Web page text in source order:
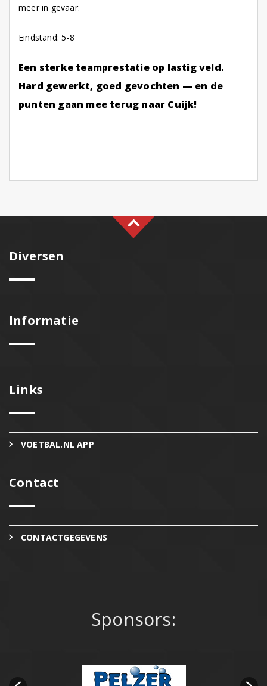
meer in gevaar.
Eindstand: 5-8
Een sterke teamprestatie op lastig veld.
Hard gewerkt, goed gevochten — en de
punten gaan mee terug naar Cuijk!
Diversen
Informatie
Links
VOETBAL.NL APP
Contact
CONTACTGEGEVENS
Sponsors: